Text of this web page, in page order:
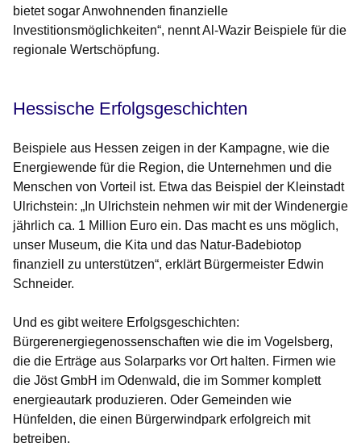
bietet sogar Anwohnenden finanzielle
Investitionsmöglichkeiten“, nennt Al-Wazir Beispiele für die
regionale Wertschöpfung.
Hessische Erfolgsgeschichten
Beispiele aus Hessen zeigen in der Kampagne, wie die
Energiewende für die Region, die Unternehmen und die
Menschen von Vorteil ist. Etwa das Beispiel der Kleinstadt
Ulrichstein: „In Ulrichstein nehmen wir mit der Windenergie
jährlich ca. 1 Million Euro ein. Das macht es uns möglich,
unser Museum, die Kita und das Natur-Badebiotop
finanziell zu unterstützen“, erklärt Bürgermeister Edwin
Schneider.
Und es gibt weitere Erfolgsgeschichten:
Bürgerenergiegenossenschaften wie die im Vogelsberg,
die die Erträge aus Solarparks vor Ort halten. Firmen wie
die Jöst GmbH im Odenwald, die im Sommer komplett
energieautark produzieren. Oder Gemeinden wie
Hünfelden, die einen Bürgerwindpark erfolgreich mit
betreiben.